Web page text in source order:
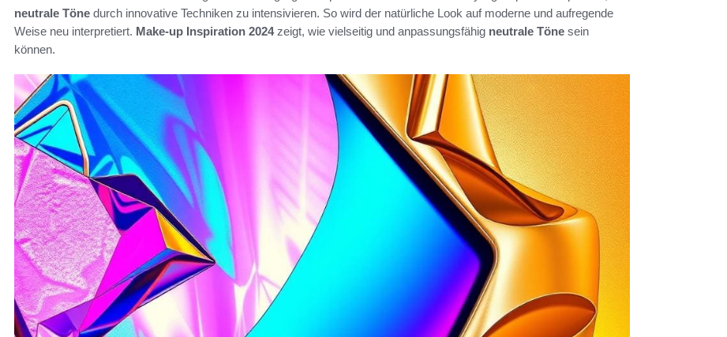
neutrale Töne durch innovative Techniken zu intensivieren. So wird der natürliche Look auf moderne und aufregende
Weise neu interpretiert. Make-up Inspiration 2024zeigt, wie vielseitig und anpassungsfähig neutrale Töne sein
können.